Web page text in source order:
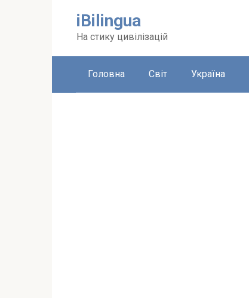
iBilingua
На стику цивілізацій
Головна Світ Україна